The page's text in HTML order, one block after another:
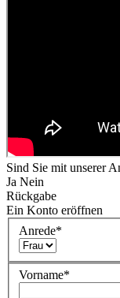
Sind Sie mit unserer
Ja Nein
Rückgabe
Ein Konto eröffnen
Anrede*
Vorname*